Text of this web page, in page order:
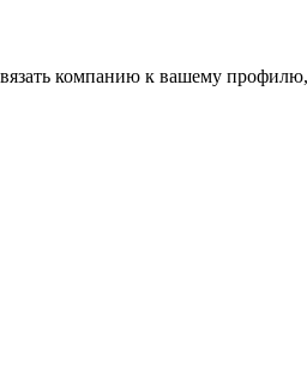
компанию к вашему профилю,